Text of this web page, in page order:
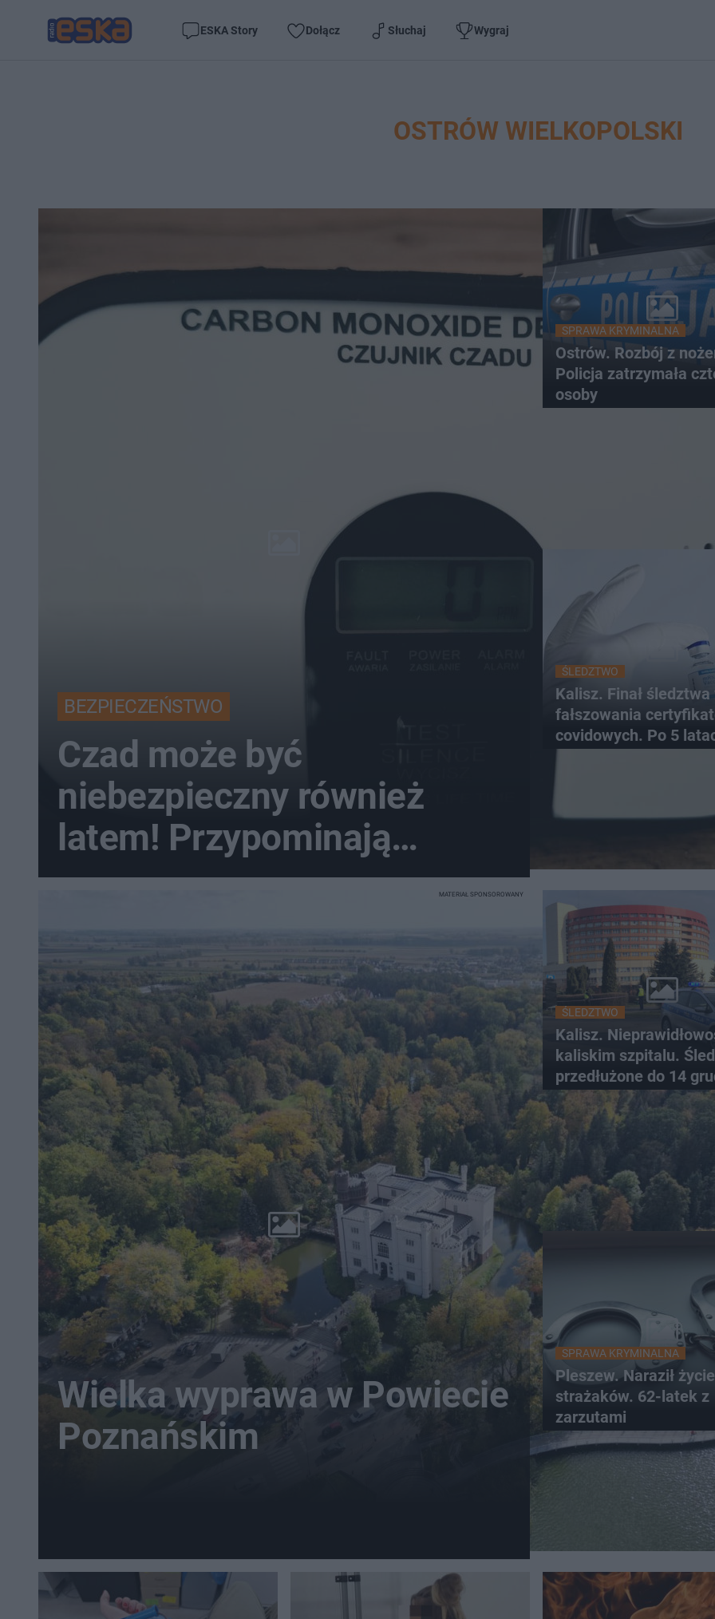
ESKA Story Dołącz Słuchaj Wygraj
OSTRÓW WIELKOPOLSKI
BEZPIECZEŃSTWO
Czad może być
niebezpieczny również
latem! Przypominają
strażacy z Kalisza
Wielka wyprawa w Powiecie
Poznańskim
MATERIAŁ SPONSOROWANY
SPRAWA KRYMINALNA
Ostrów. Rozbój z
Policja zatrzymała
osoby
ŚLEDZTWO
Kalisz. Finał śledztwa
fałszowania
covidowych. Po 5
ŚLEDZTWO
Kalisz.
kaliskim szpitalu.
przedłużone do 14
SPRAWA KRYMINALNA
Pleszew. Naraził życie
strażaków. 62-latek z
zarzutami